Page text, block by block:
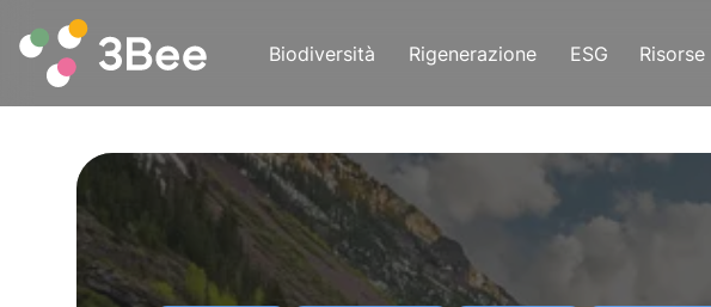
Biodiversità Rigenerazione ESG Risorse